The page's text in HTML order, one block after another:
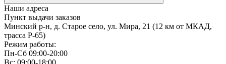
Наши адреса
Пункт выдачи заказов
Минский р-н, д. Старое село, ул. Мира, 21 (12 км от МКАД,
трасса P-65)
Режим работы:
Пн-Сб 09:00-20:00
Вс: 09:00-18:00